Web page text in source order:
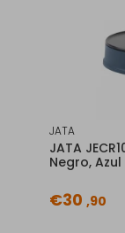
JATA
JATA
Negro, Azul
€30 ,90